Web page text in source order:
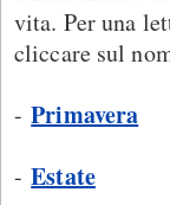
vita. Per una
cliccare sul
-Primavera
-Estate